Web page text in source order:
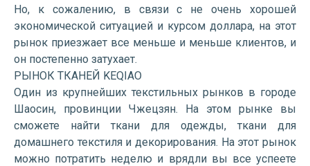
Но, к сожалению, в связи с не очень хорошей
экономической ситуацией и курсом доллара, на этот
рынок приезжает все меньше и меньше клиентов, и
он постепенно затухает.
РЫНОК ТКАНЕЙ KEQIAO
Один из крупнейших текстильных рынков в городе
Шаосин, провинции Чжецзян. На этом рынке вы
сможете найти ткани для одежды, ткани для
домашнего текстиля и декорирования. На этот рынок
можно потратить неделю и врядли вы все успеете